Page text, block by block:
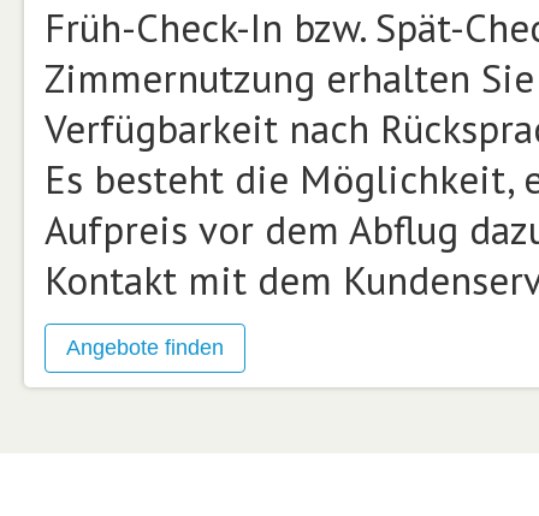
Früh-Check-In bzw. Spät-
Zimmernutzung erhalten
Verfügbarkeit nach
Es besteht die Möglichkeit,
Aufpreis vor dem Abflug
Kontakt mit dem